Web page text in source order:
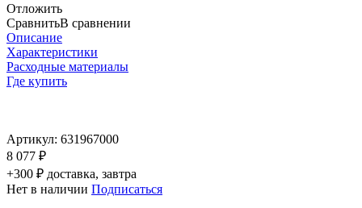
Отложить
СравнитьВ сравнении
Описание
Характеристики
Расходные материалы
Где купить
Артикул: 631967000
8 077 ₽
+300 ₽ доставка, завтра
Нет в наличии Подписаться